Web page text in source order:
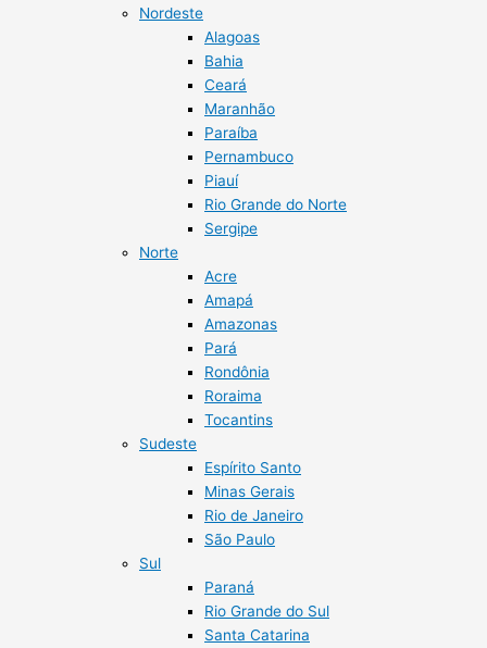
Nordeste
Alagoas
Bahia
Ceará
Maranhão
Paraíba
Pernambuco
Piauí
Rio Grande do Norte
Sergipe
Norte
Acre
Amapá
Amazonas
Pará
Rondônia
Roraima
Tocantins
Sudeste
Espírito Santo
Minas Gerais
Rio de Janeiro
São Paulo
Sul
Paraná
Rio Grande do Sul
Santa Catarina